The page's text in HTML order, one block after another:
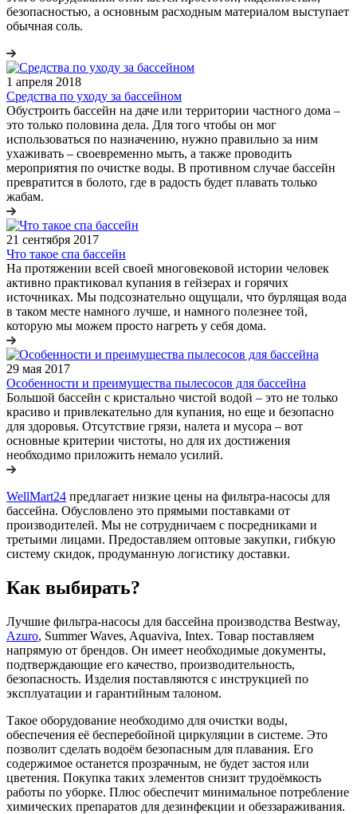
безопасностью, а основным расходным материалом выступает
обычная соль.
1 апреля 2018
Средства по уходу за бассейном
Обустроить бассейн на даче или территории частного дома –
это только половина дела. Для того чтобы он мог
использоваться по назначению, нужно правильно за ним
ухаживать – своевременно мыть, а также проводить
мероприятия по очистке воды. В противном случае бассейн
превратится в болото, где в радость будет плавать только
жабам.
21 сентября 2017
Что такое спа бассейн
На протяжении всей своей многовековой истории человек
активно практиковал купания в гейзерах и горячих
источниках. Мы подсознательно ощущали, что бурлящая вода
в таком месте намного лучше, и намного полезнее той,
которую мы можем просто нагреть у себя дома.
29 мая 2017
Особенности и преимущества пылесосов для бассейна
Большой бассейн с кристально чистой водой – это не только
красиво и привлекательно для купания, но еще и безопасно
для здоровья. Отсутствие грязи, налета и мусора – вот
основные критерии чистоты, но для их достижения
необходимо приложить немало усилий.
WellMart24 предлагает низкие цены на фильтра-насосы для
бассейна. Обусловлено это прямыми поставками от
производителей. Мы не сотрудничаем с посредниками и
третьими лицами. Предоставляем оптовые закупки, гибкую
систему скидок, продуманную логистику доставки.
Как выбирать?
Лучшие фильтра-насосы для бассейна производства Bestway,
Azuro, Summer Waves, Aquaviva, Intex. Товар поставляем
напрямую от брендов. Он имеет необходимые документы,
подтверждающие его качество, производительность,
безопасность. Изделия поставляются с инструкцией по
эксплуатации и гарантийным талоном.
Такое оборудование необходимо для очистки воды,
обеспечения её бесперебойной циркуляции в системе. Это
позволит сделать водоём безопасным для плавания. Его
содержимое останется прозрачным, не будет застоя или
цветения. Покупка таких элементов снизит трудоёмкость
работы по уборке. Плюс обеспечит минимальное потребление
химических препаратов для дезинфекции и обеззараживания.